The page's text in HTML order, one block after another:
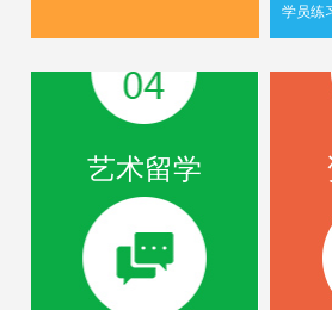
学员练
艺术留学